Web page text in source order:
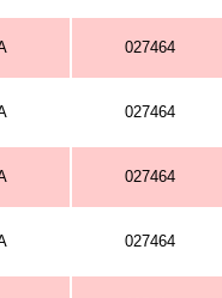
027464
027464
027464
027464